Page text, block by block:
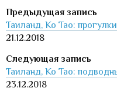
Таиланд, Ко Тао:
21.12.2018
Таиланд, Ко Тао:
23.12.2018